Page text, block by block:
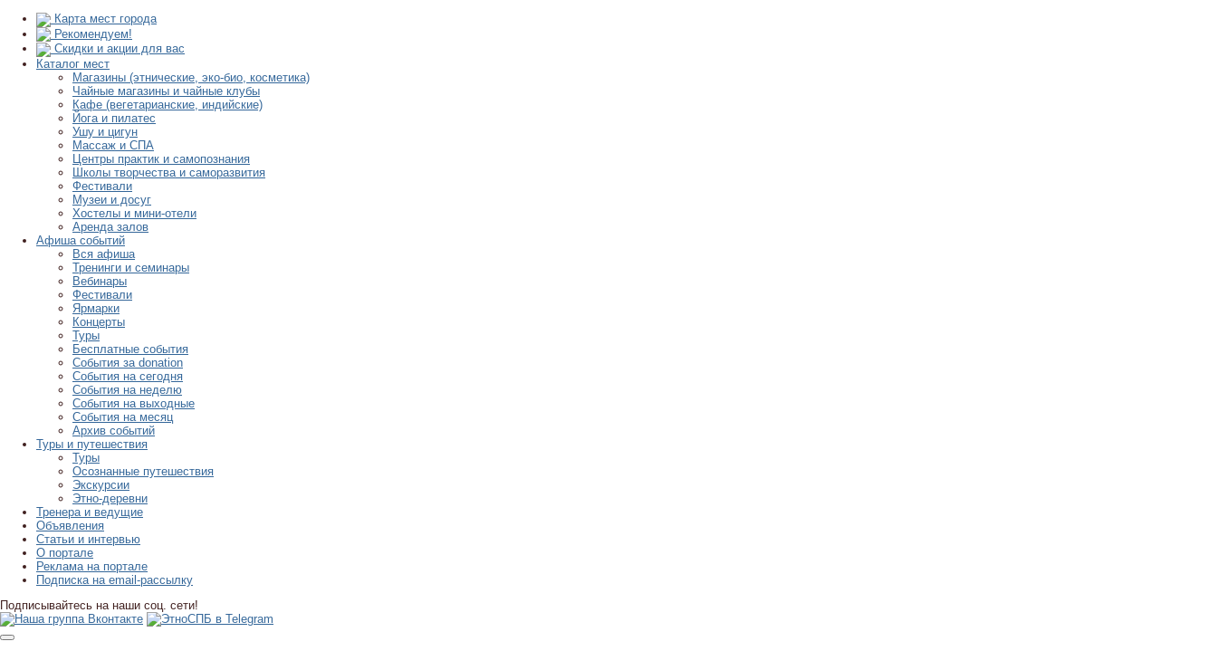
Карта мест города
Рекомендуем!
Скидки и акции для вас
Каталог мест
Магазины (этнические, эко-био, косметика)
Чайные магазины и чайные клубы
Кафе (вегетарианские, индийские)
Йога и пилатес
Ушу и цигун
Массаж и СПА
Центры практик и самопознания
Школы творчества и саморазвития
Фестивали
Музеи и досуг
Хостелы и мини-отели
Аренда залов
Афиша событий
Вся афиша
Тренинги и семинары
Вебинары
Фестивали
Ярмарки
Концерты
Туры
Бесплатные события
События за donation
События на сегодня
События на неделю
События на выходные
События на месяц
Архив событий
Туры и путешествия
Туры
Осознанные путешествия
Экскурсии
Этно-деревни
Тренера и ведущие
Объявления
Статьи и интервью
О портале
Реклама на портале
Подписка на email-рассылку
Подписывайтесь на наши соц. сети!